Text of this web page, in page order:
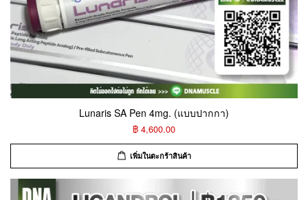
Lunaris SA Pen 4mg. (แบบปากกา)
฿ 4,600.00
เพิ่มในตะกร้าสินค้า